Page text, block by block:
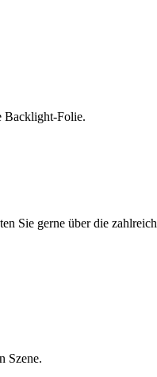
Backlight-Folie.
Sie gerne über die
Szene.